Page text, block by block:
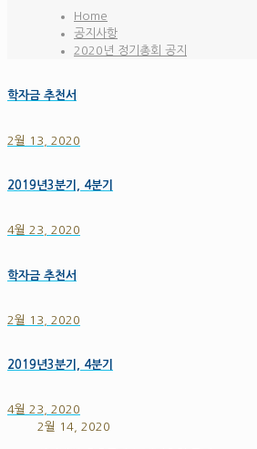
Home
공지사항
2020년 정기총회 공지
학자금 추천서
2월 13, 2020
2019년3분기, 4분기
4월 23, 2020
학자금 추천서
2월 13, 2020
2019년3분기, 4분기
4월 23, 2020
2월 14, 2020